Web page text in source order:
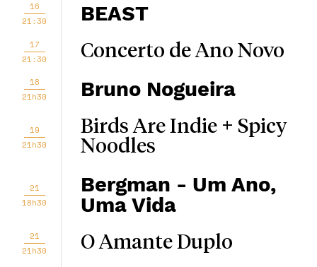
16
21:30
BEAST
17
21:30
Concerto de Ano Novo
18
21h30
Bruno Nogueira
19
21h30
Birds Are Indie + Spicy
Noodles
21
18h30
Bergman - Um Ano,
Uma Vida
21
21h30
O Amante Duplo